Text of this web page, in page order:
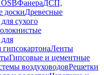
ФанераДСП,
доскиДревесные
сухого
Ленты
Гипсовые и цементные
воздуховодовРешетки